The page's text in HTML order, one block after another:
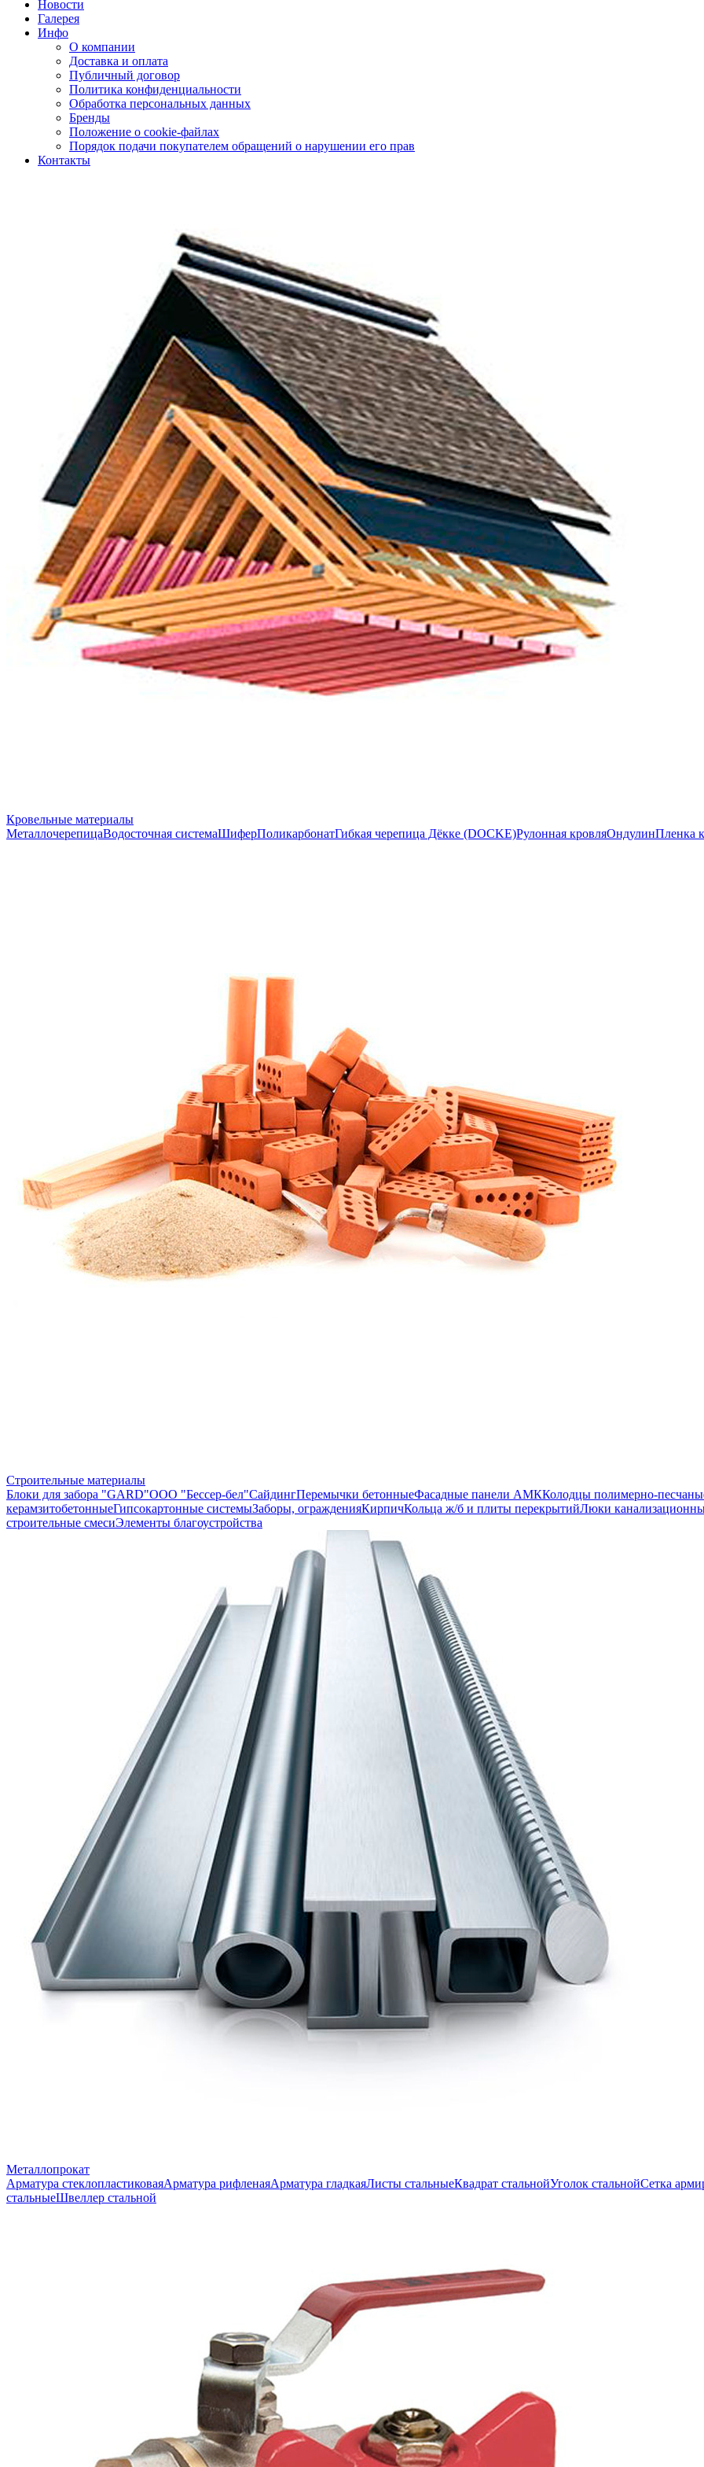
Новости
Галерея
Инфо
О компании
Доставка и оплата
Публичный договор
Политика конфиденциальности
Обработка персональных данных
Бренды
Положение о cookie-файлах
Порядок подачи покупателем обращений о нарушении его прав
Контакты
Кровельные материалы
МеталлочерепицаВодосточная системаШиферПоликарбонатГибкая черепица Дёкке (DOCKE)Рулонная кровляОндулинПленка
Строительные материалы
Блоки для забора "GARD"ООО "Бессер-бел"СайдингПеремычки бетонныеФасадные панели АМККолодцы полимерно-
керамзитобетонныеГипсокартонные системыЗаборы, огражденияКирпичКольца ж/б и плиты перекрытийЛюки
строительные смесиЭлементы благоустройства
Металлопрокат
Арматура стеклопластиковаяАрматура рифленаяАрматура гладкаяЛисты стальныеКвадрат стальнойУголок стальнойСетка
стальныеШвеллер стальной